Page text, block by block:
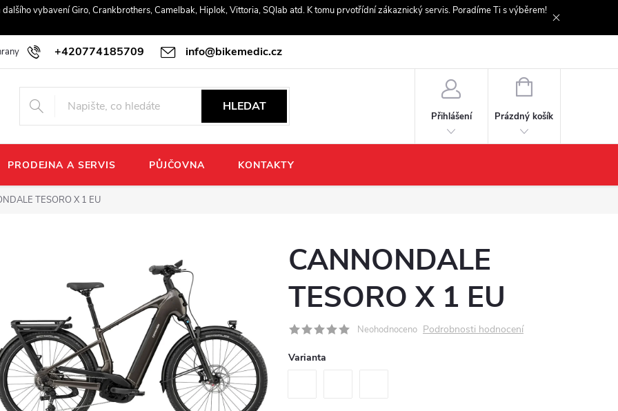
vybavení Giro, Crankbrothers, Camelbak, Hiplok, Vittoria, SQlab atd. K tomu prvotřídní zákaznický servis. Poradíme Ti s výběrem!
+420774185709 info@bikemedic.cz
osobních údajů
HLEDAT
Přihlášení
NÁKUPNÍ
Prázdný košík
PRODEJNA A SERVIS PŮJČOVNA KONTAKTY
TESORO X 1 EU
CANNONDALE
TESORO X 1 EU
Neohodnoceno Podrobnosti hodnocení
Varianta